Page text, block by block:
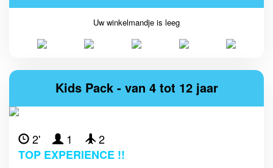
Uw winkelmandje is leeg
Kids Pack - van 4 tot 12 jaar
2' 1
2
TOP EXPERIENCE !!